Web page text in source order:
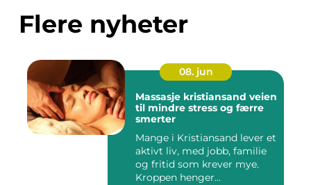
Flere nyheter
08. jun
Massasje kristiansand veien
til mindre stress og færre
smerter
Mange i Kristiansand lever et
aktivt liv, med jobb, familie
og fritid som krever mye.
Kroppen henger...